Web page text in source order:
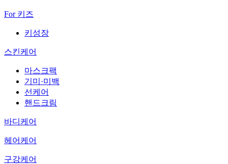
For 키즈
키성장
스킨케어
마스크팩
기미·미백
선케어
핸드크림
바디케어
헤어케어
구강케어